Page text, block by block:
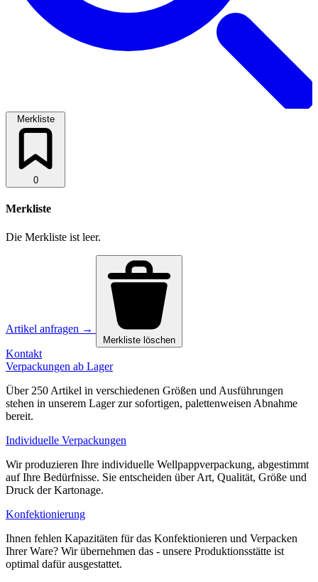
Merkliste
0
Merkliste
Die Merkliste ist leer.
Artikel anfragen →
Merkliste löschen
Kontakt
Verpackungen ab Lager
Über 250 Artikel in verschiedenen Größen und Ausführungen
stehen in unserem Lager zur sofortigen, palettenweisen Abnahme
bereit.
Individuelle Verpackungen
Wir produzieren Ihre individuelle Wellpappverpackung, abgestimmt
auf Ihre Bedürfnisse. Sie entscheiden über Art, Qualität, Größe und
Druck der Kartonage.
Konfektionierung
Ihnen fehlen Kapazitäten für das Konfektionieren und Verpacken
Ihrer Ware? Wir übernehmen das - unsere Produktionsstätte ist
optimal dafür ausgestattet.